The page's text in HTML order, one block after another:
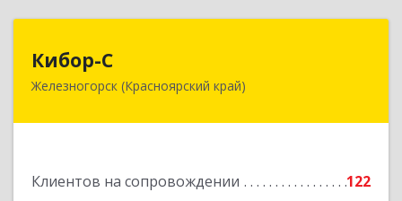
Кибор-С
Железногорск (Красноярский край)
Клиентов на сопровождении
122
662973, Красноярский край, Железногорск г,